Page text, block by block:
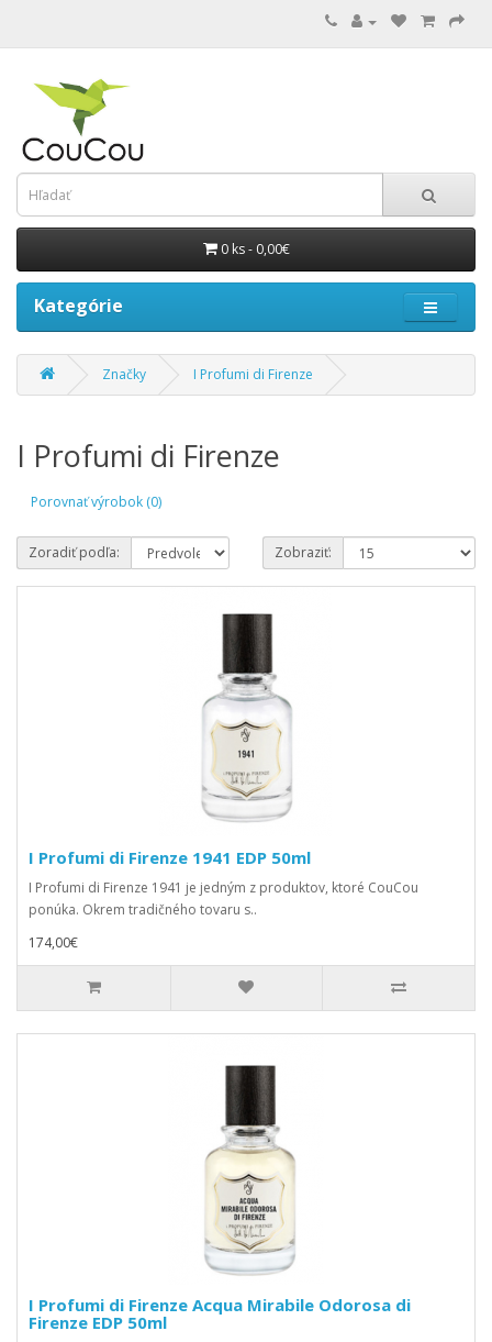
0 ks - 0,00€
Kategórie
Značky I Profumi di Firenze
I Profumi di Firenze
Porovnať výrobok (0)
Zoradiť podľa: Zobraziť:
I Profumi di Firenze 1941 EDP 50ml
I Profumi di Firenze 1941 je jedným z produktov, ktoré CouCou
ponúka. Okrem tradičného tovaru s..
174,00€
I Profumi di Firenze Acqua Mirabile Odorosa di
Firenze EDP 50ml